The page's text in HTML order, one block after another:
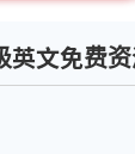
英文免费